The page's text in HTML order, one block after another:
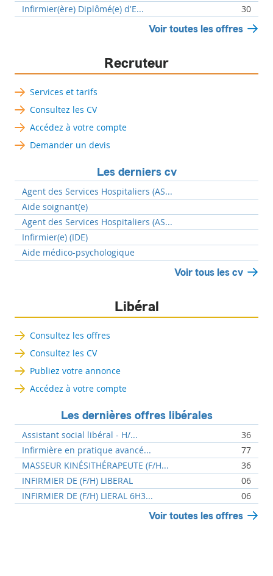
Infirmier(ère) Diplômé(e) d'E...
30
Voir toutes les offres
Recruteur
Services et tarifs
Consultez les CV
Accédez à votre compte
Demander un devis
Les derniers cv
Agent des Services Hospitaliers (AS...
Aide soignant(e)
Agent des Services Hospitaliers (AS...
Infirmier(e) (IDE)
Aide médico-psychologique
Voir tous les cv
Libéral
Consultez les offres
Consultez les CV
Publiez votre annonce
Accédez à votre compte
Les dernières offres libérales
Assistant social libéral - H/...
36
Infirmière en pratique avancé...
77
MASSEUR KINÉSITHÉRAPEUTE (F/H...
36
INFIRMIER DE (F/H) LIBERAL
06
INFIRMIER DE (F/H) LIERAL 6H3...
06
Voir toutes les offres